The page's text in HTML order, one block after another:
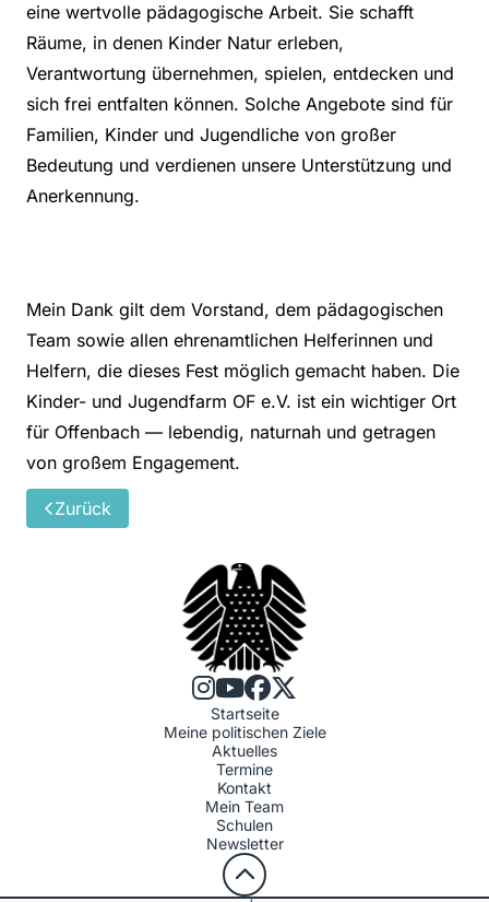
eine wertvolle pädagogische Arbeit. Sie schafft
Räume, in denen Kinder Natur erleben,
Verantwortung übernehmen, spielen, entdecken und
sich frei entfalten können. Solche Angebote sind für
Familien, Kinder und Jugendliche von großer
Bedeutung und verdienen unsere Unterstützung und
Anerkennung.
Mein Dank gilt dem Vorstand, dem pädagogischen
Team sowie allen ehrenamtlichen Helferinnen und
Helfern, die dieses Fest möglich gemacht haben. Die
Kinder- und Jugendfarm OF e.V. ist ein wichtiger Ort
für Offenbach — lebendig, naturnah und getragen
von großem Engagement.
Zurück
Startseite
Meine politischen Ziele
Aktuelles
Termine
Kontakt
Mein Team
Schulen
Newsletter